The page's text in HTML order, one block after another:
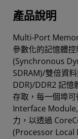
產品說明
Multi-Port
參數化的記憶體
(Synchronous
SDRAM)/雙倍資
DDR)/DDR2 記憶
存取，每一個埠
Interface
力，以透過
(Processor Local